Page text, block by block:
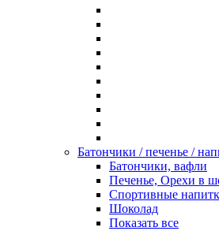
Батончики / печенье /
Батончики, вафли
Печенье, Орехи в
Спортивные
Шоколад
Показать все